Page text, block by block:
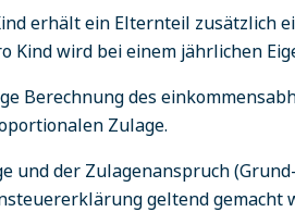
erhält ein Elternteil zusätzlich
Kind wird bei einem jährlichen
Berechnung des
Zulage.
und der Zulagenanspruch
geltend gemacht